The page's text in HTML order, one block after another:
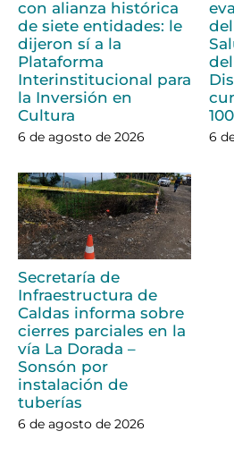
con alianza histórica
de siete entidades: le
dijeron sí a la
Plataforma
Interinstitucional para
la Inversión en
Cultura
6 de agosto de 2026 6
Secretaría de
Infraestructura de
Caldas informa sobre
cierres parciales en la
vía La Dorada –
Sonsón por
instalación de
tuberías
6 de agosto de 2026